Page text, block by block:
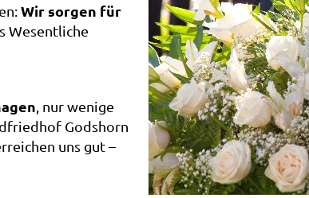
Wir sorgen für
Wesentliche
, nur wenige
Godshorn
uns gut –